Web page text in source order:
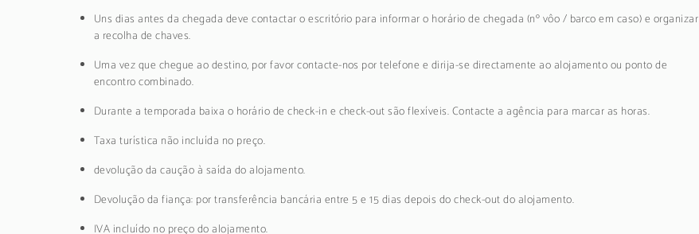
Uns dias antes da chegada deve contactar o escritório para informar o horário de chegada (nº vôo / barco em caso) e organizar
a recolha de chaves.
Uma vez que chegue ao destino, por favor contacte-nos por telefone e dirija-se directamente ao alojamento ou ponto de
encontro combinado.
Durante a temporada baixa o horário de check-in e check-out são flexíveis. Contacte a agência para marcar as horas.
Taxa turística não incluída no preço.
devolução da caução à saída do alojamento.
Devolução da fiança: por transferência bancária entre 5 e 15 dias depois do check-out do alojamento.
IVA incluído no preço do alojamento.